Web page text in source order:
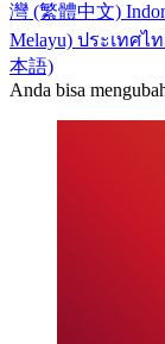
灣 (繁體中文)
Melayu) ประเทศไ
本語)
Anda bisa